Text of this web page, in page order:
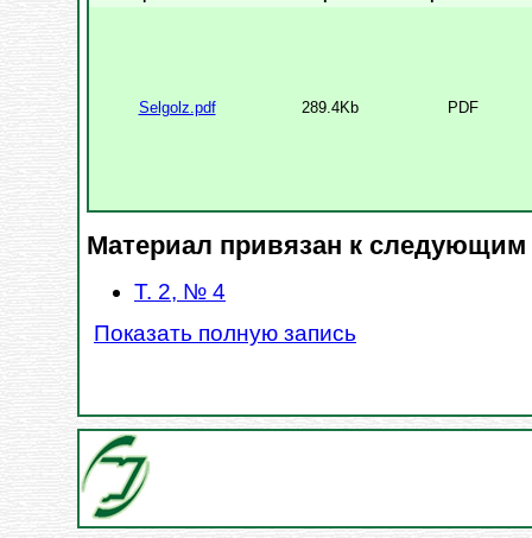
Selgolz.pdf 289.4Kb PDF
Материал привязан к следующим
Т. 2, № 4
Показать полную запись